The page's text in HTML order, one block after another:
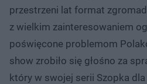
przestrzeni lat format
z wielkim zainteresowaniem
poświęcone problemom
show zrobiło się głośno za
który w swojej serii Szopka